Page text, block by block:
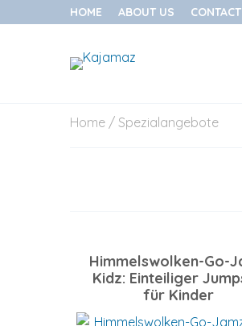
HOME ABOUT US
Home / Spezialangebote
Himmelswolken-Go-
Kidz: Einteiliger
für Kinder